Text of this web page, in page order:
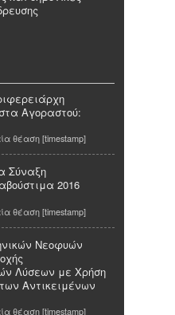
Αγοραστού:
θέαση [timestamp]
Σύναξη
2016
θέαση [timestamp]
Νεοφυών
Λύσεων με Χρήση
Αντικειμένων
θέαση [timestamp]